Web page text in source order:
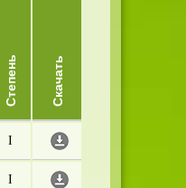
Степень Скачать
I
I